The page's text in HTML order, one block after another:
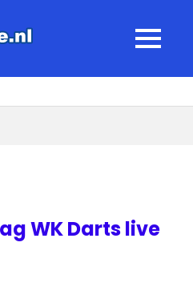
MENU
WK Darts live